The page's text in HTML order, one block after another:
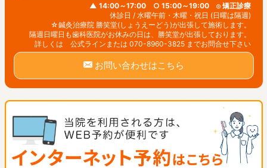
▲ 14:00～17:00 ○ 15:00～19:00 ◎ 矯正診療
休診日 / 水曜午前・木曜・祝日 (日曜は隔週)
☆鍼灸治療院 勝笑堂(しょうえーどう)が出張して施術します。
隔週日曜日も歯科医院がお休みの日は、勝笑堂が出張しております。
詳しくは 公式ラインまたは 070-8960-3825 までお問合せ下さい
お問い合わせはこちら